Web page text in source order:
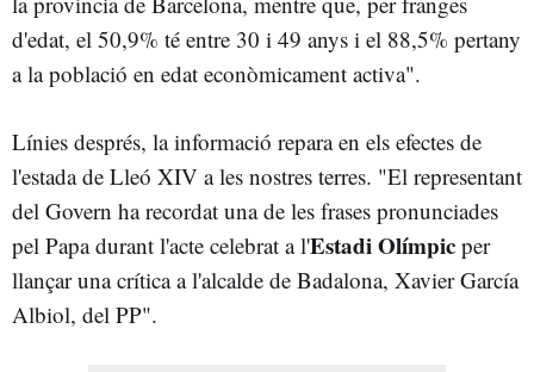
d'edat, el 50,9% té entre 30 i 49 anys i el 88,5% pertany
a la població en edat econòmicament activa".
Línies després, la informació repara en els efectes de
l'estada de Lleó XIV a les nostres terres. "El representant
del Govern ha recordat una de les frases pronunciades
pel Papa durant l'acte celebrat a l'Estadi Olímpic per
llançar una crítica a l'alcalde de Badalona, Xavier García
Albiol, del PP".